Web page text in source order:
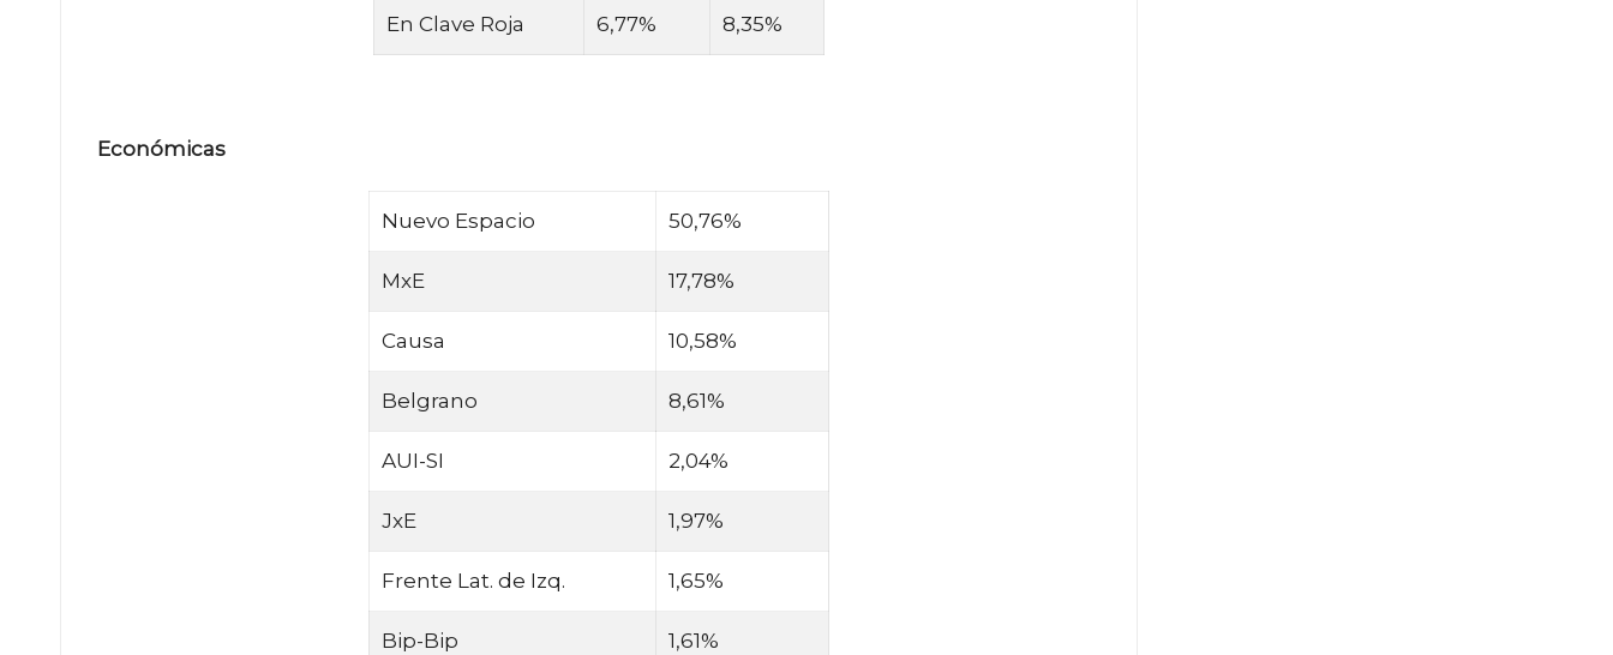
En Clave Roja 6,77% 8,35%
Económicas
Nuevo Espacio 50,76%
MxE 17,78%
Causa 10,58%
Belgrano 8,61%
AUI-SI 2,04%
JxE 1,97%
Frente Lat. de Izq. 1,65%
Bip-Bip 1,61%